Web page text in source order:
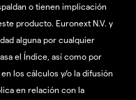
o tienen implicación
producto. Euronext N.V. y
alguna por cualquier
el Índice, así como por
los cálculos y/o la difusión
en relación con la